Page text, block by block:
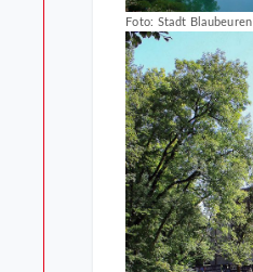
Foto: Stadt Blaubeuren